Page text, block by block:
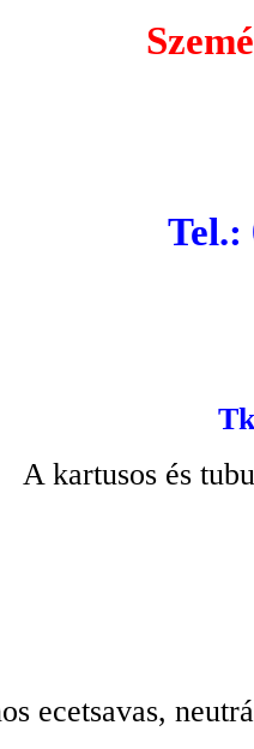
Tel.:
A kartusos és
ecetsavas,